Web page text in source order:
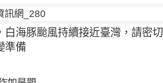
海豚颱風持續接近臺灣，請密切
準備